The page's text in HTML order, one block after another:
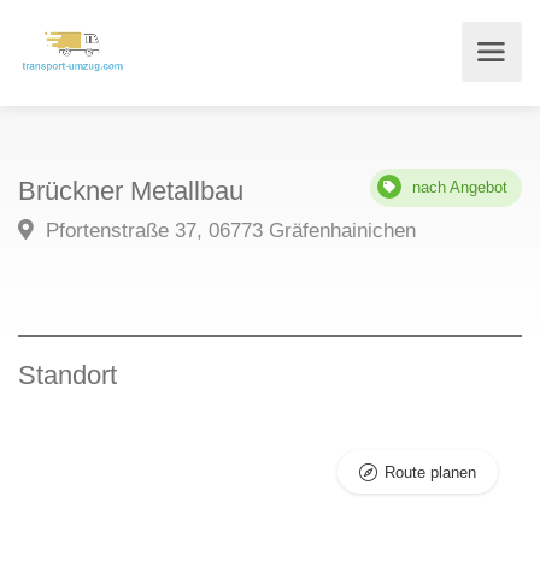
Brückner Metallbau nach Angebot
Pfortenstraße 37, 06773 Gräfenhainichen
Standort
Route planen